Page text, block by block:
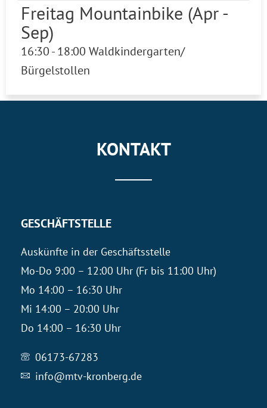
Freitag Mountainbike (Apr -
Sep)
16:30 - 18:00 Waldkindergarten/
Bürgelstollen
KONTAKT
GESCHÄFTSTELLE
Auskünfte in der Geschäftsstelle
Mo-Do 9:00 – 12:00 Uhr (Fr bis 11:00 Uhr)
Mo 14:00 – 16:30 Uhr
Mi 14:00 – 20:00 Uhr
Do 14:00 – 16:30 Uhr
06173-67283
info@mtv-kronberg.de